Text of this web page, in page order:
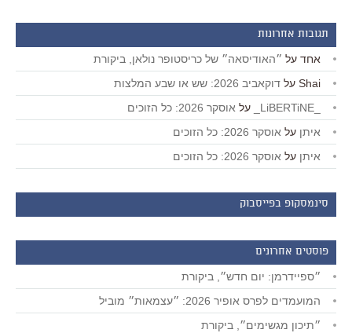
תגובות אחרונות
אחד על ״האודיסאה״ של כריסטופר נולאן, ביקורת
Shai על דוקאביב 2026: שש או שבע המלצות
על אוסקר 2026: כל הזוכים
איתן על אוסקר 2026: כל הזוכים
איתן על אוסקר 2026: כל הזוכים
סינמסקופ בפייסבוק
פוסטים אחרונים
״ספיידרמן: יום חדש״, ביקורת
המועמדים לפרס אופיר 2026: ״עצמאות״ מוביל
״תיכון מגשימים״, ביקורת